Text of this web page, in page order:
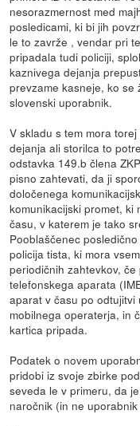
nesorazmernost med
posledicami, ki bi jih
le to zavrže , vendar pri
pripadala tudi policiji,
kaznivega dejanja
prevzame kasneje, ko se
slovenski uporabnik.
V skladu s tem mora
dejanja ali storilca to
odstavka 149.b člena
pisno zahtevati, da ji
določenega
komunikacijski promet, ki
času, v katerem je tako
Pooblaščenec
policija tista, ki mora
periodičnih zahtevkov,
telefonskega aparata
aparat v času po
mobilnega operaterja, in
kartica pripada.
Podatek o novem
pridobi iz svoje zbirke
seveda le v primeru, da
naročnik (in ne